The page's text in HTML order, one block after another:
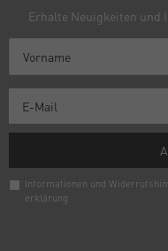
Erhalte Neuigkeiten und
Informationen und
erklärung